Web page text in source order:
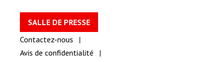
SALLE DE PRESSE
Contactez-nous
Avis de confidentialité